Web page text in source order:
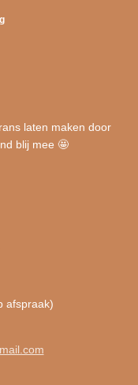
laten maken door
blij mee 🤩
afspraak)